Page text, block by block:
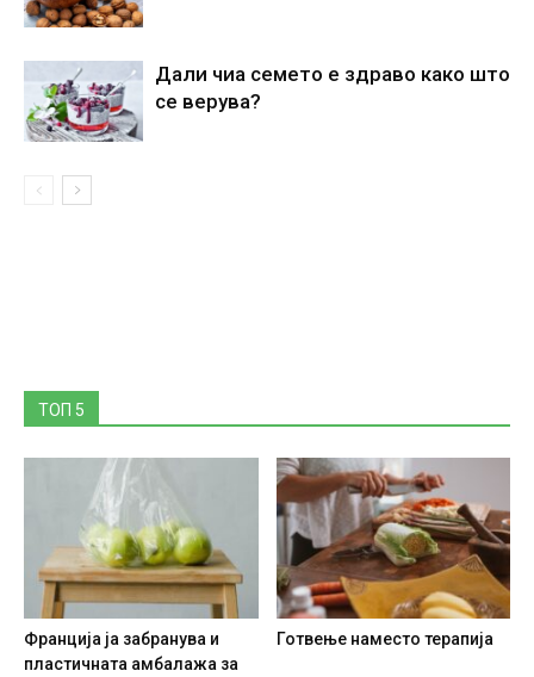
Дали чиа семето е здраво како што
се верува?
ТОП 5
Франција ја забранува и
пластичната амбалажа за
Готвење наместо терапија